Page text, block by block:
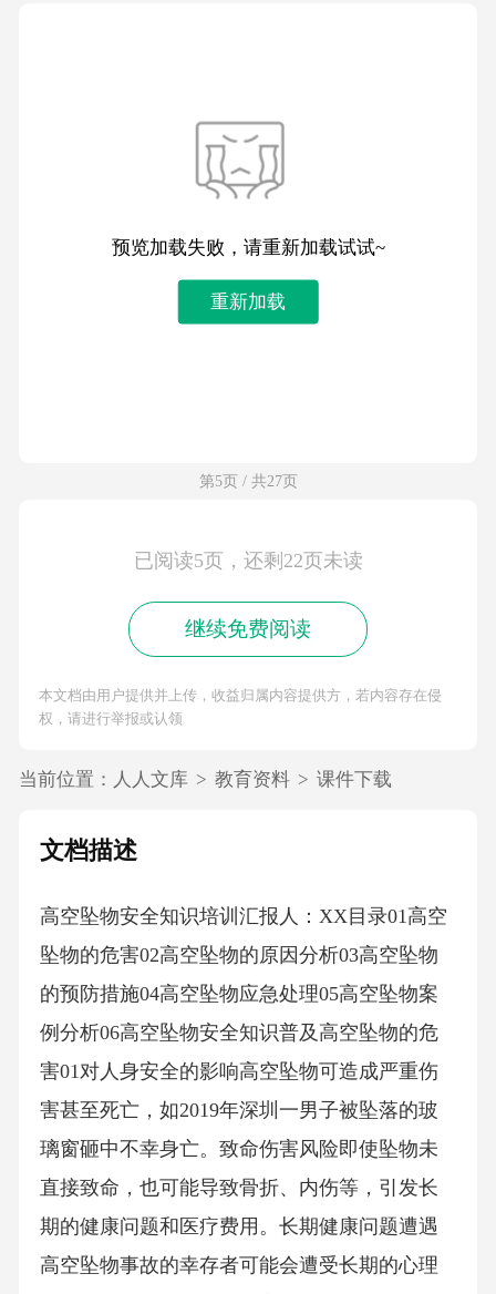
预览加载失败，请重新加载试试~
重新加载
第5页 / 共27页
已阅读5页，还剩22页未读
继续免费阅读
本文档由用户提供并上传，收益归属内容提供方，若内容存在侵
权，请进行举报或认领
当前位置： 人人文库 > 教育资料 > 课件下载
文档描述
高空坠物安全知识培训汇报人：XX目录01高空
坠物的危害02高空坠物的原因分析03高空坠物
的预防措施04高空坠物应急处理05高空坠物案
例分析06高空坠物安全知识普及高空坠物的危
害01对人身安全的影响高空坠物可造成严重伤
害甚至死亡，如2019年深圳一男子被坠落的玻
璃窗砸中不幸身亡。致命伤害风险即使坠物未
直接致命，也可能导致骨折、内伤等，引发长
期的健康问题和医疗费用。长期健康问题遭遇
高空坠物事故的幸存者可能会遭受长期的心理